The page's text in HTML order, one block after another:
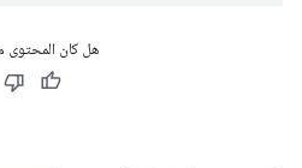
هل كان المحتوى